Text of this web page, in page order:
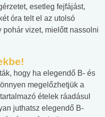
esetleg fejfájást,
óra telt el az utolsó
vizet, mielőtt nassolni
hogy ha elegendő B- és
megelőzhetjük a
ételek ráadásul
juthatsz elegendő B-